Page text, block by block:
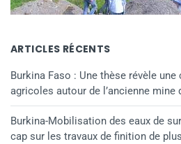
ARTICLES RÉCENTS
Burkina Faso : Une thèse révèle
agricoles autour de l’ancienne mine
Burkina-Mobilisation des eaux de
cap sur les travaux de finition de